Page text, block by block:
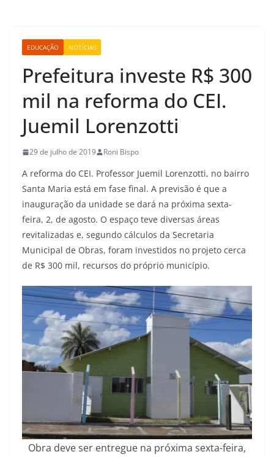
EDUCAÇÃO NOTÍCIAS
Prefeitura investe R$ 300
mil na reforma do CEI.
Juemil Lorenzotti
29 de julho de 2019 Roni Bispo
A reforma do CEI. Professor Juemil Lorenzotti, no bairro
Santa Maria está em fase final. A previsão é que a
inauguração da unidade se dará na próxima sexta-
feira, 2, de agosto. O espaço teve diversas áreas
revitalizadas e, segundo cálculos da Secretaria
Municipal de Obras, foram investidos no projeto cerca
de R$ 300 mil, recursos do próprio município.
Obra deve ser entregue na próxima sexta-feira,